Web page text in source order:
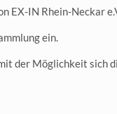
EX-IN Rhein-Neckar
ein.
der Möglichkeit sich